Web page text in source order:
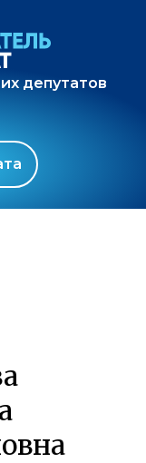
депутатов